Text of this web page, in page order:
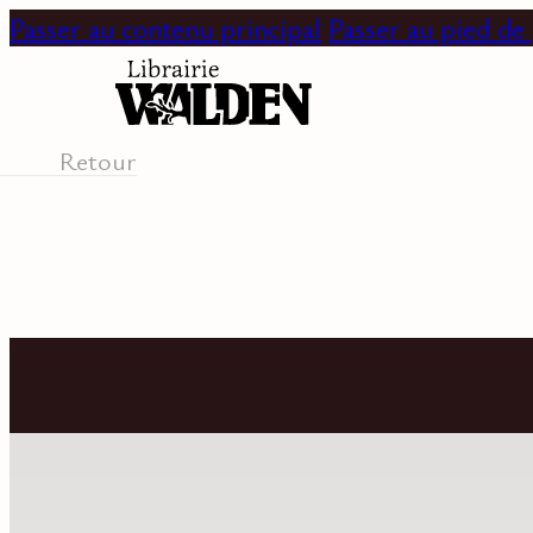
Passer au contenu principal Passer au pied de
Retour